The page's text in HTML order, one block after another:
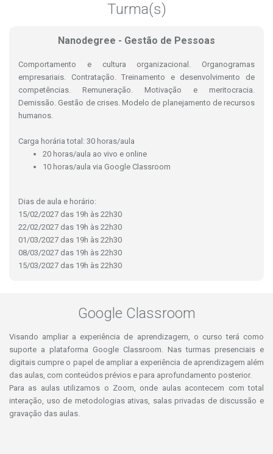
Turma(s)
Nanodegree - Gestão de Pessoas
Comportamento e cultura organizacional. Organogramas
empresariais. Contratação. Treinamento e desenvolvimento de
competências. Remuneração. Motivação e meritocracia.
Demissão. Gestão de crises. Modelo de planejamento de recursos
humanos.
Carga horária total: 30 horas/aula
20 horas/aula ao vivo e online
10 horas/aula via Google Classroom
Dias de aula e horário:
15/02/2027 das 19h às 22h30
22/02/2027 das 19h às 22h30
01/03/2027 das 19h às 22h30
08/03/2027 das 19h às 22h30
15/03/2027 das 19h às 22h30
Google Classroom
Visando ampliar a experiência de aprendizagem, o curso terá como
suporte a plataforma Google Classroom. Nas turmas presenciais e
digitais cumpre o papel de ampliar a experiência de aprendizagem além
das aulas, com conteúdos prévios e para aprofundamento posterior.
Para as aulas utilizamos o Zoom, onde aulas acontecem com total
interação, uso de metodologias ativas, salas privadas de discussão e
gravação das aulas.